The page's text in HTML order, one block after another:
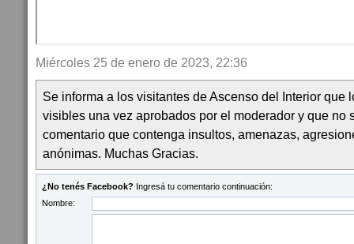
Miércoles 25 de enero de 2023, 22:36
Se informa a los visitantes de Ascenso del Interior que
visibles una vez aprobados por el moderador y que no
comentario que contenga insultos, amenazas,
anónimas. Muchas Gracias.
¿No tenés Facebook? Ingresá tu comentario continuación:
Nombre: